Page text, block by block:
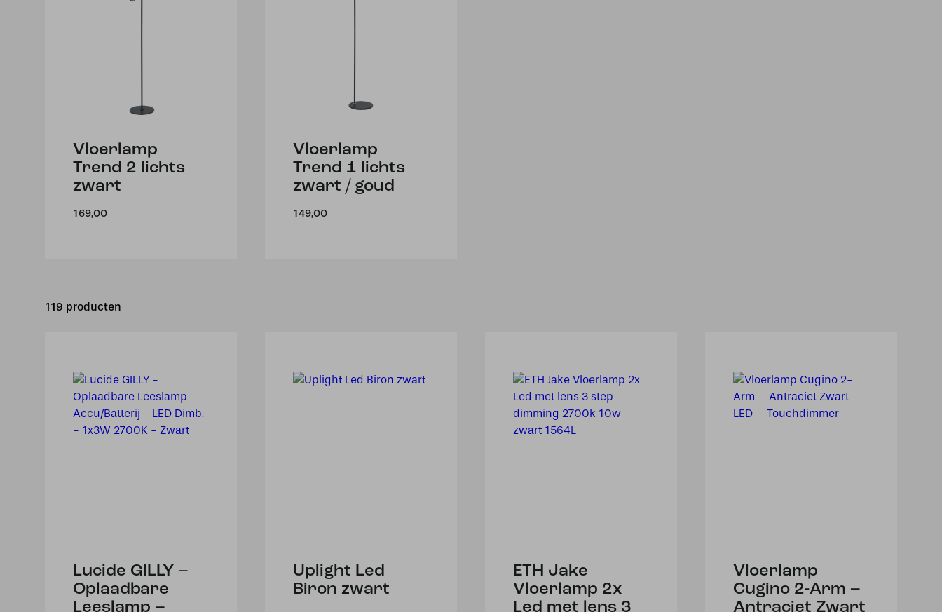
Vloerlamp
Trend 2 lichts
zwart
169,00
Vloerlamp
Trend 1 lichts
zwart / goud
149,00
119 producten
Lucide GILLY –
Oplaadbare
Leeslamp –
Uplight Led
Biron zwart
ETH Jake
Vloerlamp 2x
Led met lens 3
Vloerlamp
Cugino 2-Arm –
Antraciet Zwart